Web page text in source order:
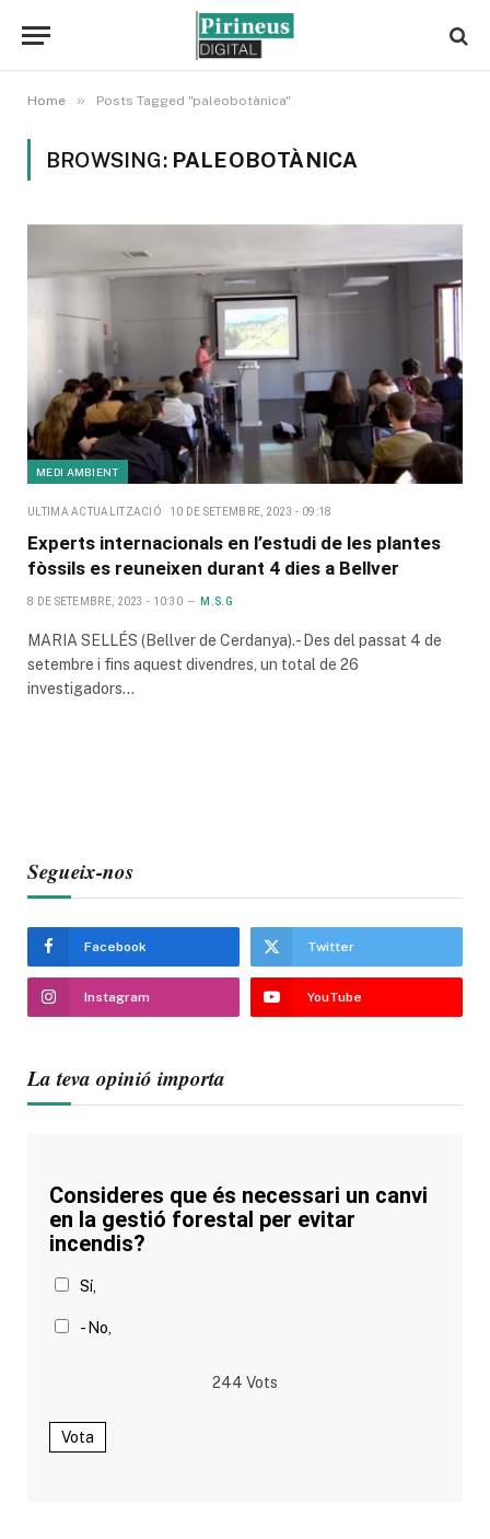
Home » Posts Tagged "paleobotànica"
BROWSING: PALEOBOTÀNICA
MEDI AMBIENT
ULTIMA ACTUALITZACIÓ 10 DE SETEMBRE, 2023 - 09:18
Experts internacionals en l’estudi de les plantes
fòssils es reuneixen durant 4 dies a Bellver
8 DE SETEMBRE, 2023 - 10:30 M.S.G
MARIA SELLÉS (Bellver de Cerdanya).- Des del passat 4 de
setembre i fins aquest divendres, un total de 26
investigadors…
Segueix-nos
Facebook Twitter
Instagram YouTube
La teva opinió importa
Consideres que és necessari un canvi
en la gestió forestal per evitar
incendis?
Sí,
- No,
244 Vots
Vota